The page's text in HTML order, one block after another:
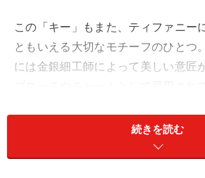
この「キー」もまた、ティファニー
ともいえる大切なモチーフのひとつ
には金銀細工師によって美しい意匠
ン、クラウンなど、心をわくわくさ
楽しみたいコレクション。優雅で繊
続きを読む